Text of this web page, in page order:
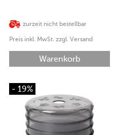
zurzeit nicht bestellbar
Preis inkl. MwSt. zzgl. Versand
Warenkorb
- 19%